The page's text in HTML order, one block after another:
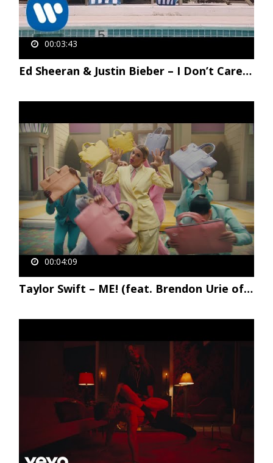
00:03:43
Ed Sheeran & Justin Bieber – I Don’t Care [Official Video]
00:04:09
Taylor Swift – ME! (feat. Brendon Urie of Panic! At The Disco)